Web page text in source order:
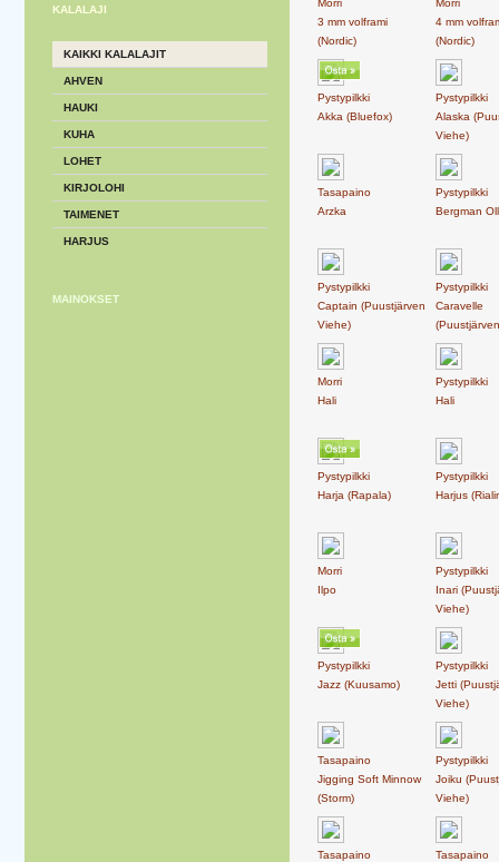
KALALAJI
KAIKKI KALALAJIT
AHVEN
HAUKI
KUHA
LOHET
KIRJOLOHI
TAIMENET
HARJUS
MAINOKSET
Morri
3 mm volframi
(Nordic)
Morri
4 mm
(Nordic)
Pystypilkki
Akka (Bluefox)
Pystypilkki
Alaska
Viehe)
Tasapaino
Arzka
Pystypilkki
Bergman
Pystypilkki
Captain (Puustjärven
Viehe)
Pystypilkki
Caravelle
Morri
Hali
Pystypilkki
Hali
Pystypilkki
Harja (Rapala)
Pystypilkki
Harjus
Morri
Ilpo
Pystypilkki
Inari
Viehe)
Pystypilkki
Jazz (Kuusamo)
Pystypilkki
Jetti
Viehe)
Tasapaino
Jigging Soft Minnow
(Storm)
Pystypilkki
Joiku
Viehe)
Tasapaino
Tasapaino